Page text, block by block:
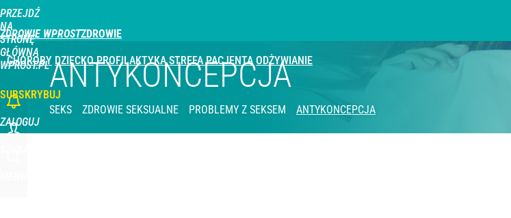
PRZEJDŹ
NA
STRONĘ
GŁÓWNĄ
WPROST.PL
ZDROWIE WPROST
CHOROBY DZIECKO PROFILAKTYKA STREFA PACJENTA ODŻYWIANIE
SUBSKRYBUJ
ZALOGUJ
ANTYKONCEPCJA
SEKS ZDROWIE SEKSUALNE PROBLEMY Z SEKSEM ANTYKONCEPCJA